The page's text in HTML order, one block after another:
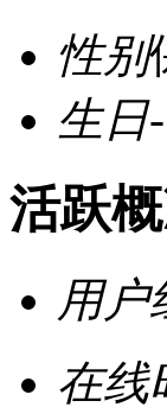
性别
生日-
活跃
用户
在线